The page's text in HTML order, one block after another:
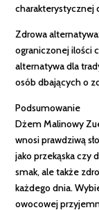
charakterystycznej
Zdrowa
ograniczonej ilości
alternatywa dla
osób dbających o
Podsumowanie
Dżem Malinowy
wnosi prawdziwą
jako przekąska czy
smak, ale także
każdego dnia.
owocowej